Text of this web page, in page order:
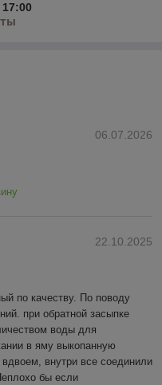
06.07.2026
22.10.2025
по качеству. По поводу
при обратной засыпке
воды для
в яму выкопанную
внутри все соединили
бы если